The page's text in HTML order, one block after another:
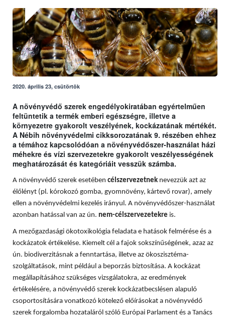
2020. április 23, csütörtök
A növényvédő szerek engedélyokiratában egyértelműen
feltüntetik a termék emberi egészségre, illetve a
környezetre gyakorolt veszélyének, kockázatának mértékét.
A Nébih növényvédelmi cikksorozatának 9. részében ehhez
a témához kapcsolódóan a növényvédőszer-használat házi
méhekre és vízi szervezetekre gyakorolt veszélyességének
meghatározását és kategóriáit vesszük számba.
A növényvédő szerek esetében célszervezetnek nevezzük azt az
élőlényt (pl. kórokozó gomba, gyomnövény, kártevő rovar), amely
ellen a növényvédelmi kezelés irányul. A növényvédőszer-használat
azonban hatással van az ún. nem-célszervezetekre is.
A mezőgazdasági ökotoxikológia feladata e hatások felmérése és a
kockázatok értékelése. Kiemelt cél a fajok sokszínűségének, azaz az
ún. biodiverzitásnak a fenntartása, illetve az ökoszisztéma-
szolgáltatások, mint például a beporzás biztosítása. A kockázat
megállapításához szükséges vizsgálatokra, az eredmények
értékelésére, a növényvédő szerek kockázatbecslésen alapuló
csoportosítására vonatkozó kötelező előírásokat a növényvédő
szerek forgalomba hozataláról szóló Európai Parlament és a Tanács